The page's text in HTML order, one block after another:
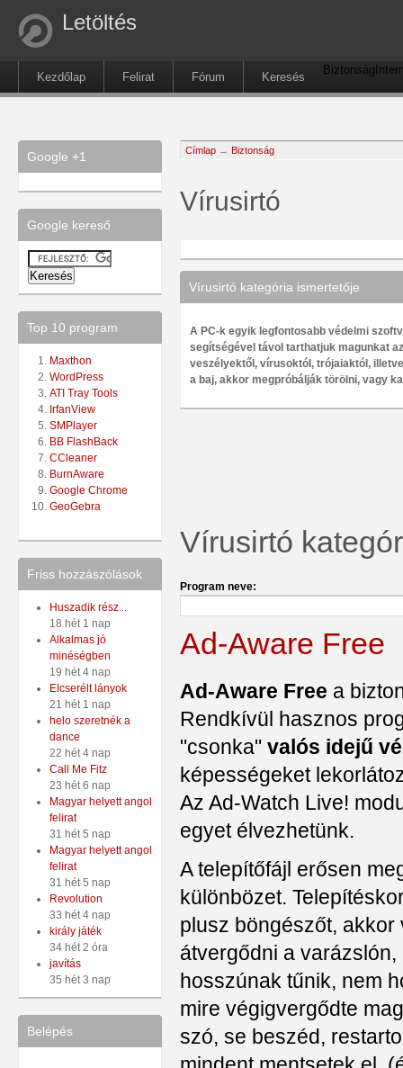
Letöltés
Kezdőlap Felirat Fórum Keresés
Biztonság
Google +1
Google kereső
Top 10 program
Maxthon
WordPress
ATI Tray Tools
IrfanView
SMPlayer
BB FlashBack
CCleaner
BurnAware
Google Chrome
GeoGebra
Friss hozzászólások
Huszadik rész...
18 hét 1 nap
Alkalmas jó
minéségben
19 hét 4 nap
Elcserélt lányok
21 hét 1 nap
helo szeretnék a
dance
22 hét 4 nap
Call Me Fitz
23 hét 6 nap
Magyar helyett angol
felirat
31 hét 5 nap
Magyar helyett angol
felirat
31 hét 5 nap
Revolution
33 hét 4 nap
király játék
34 hét 2 óra
javítás
35 hét 3 nap
Belépés
Címlap → Biztonság
Vírusirtó
Vírusirtó kategória ismertetője
A PC-k egyik legfontosabb védelmi
segítségével távol tarthatjuk magunkat
veszélyektől, vírusoktól, trójaiaktól,
a baj, akkor megpróbálják törölni, vagy
Vírusirtó
Program neve:
Ad-Aware Free
Ad-Aware Free a
Rendkívül hasznos
"csonka" valós idejű
képességeket
Az Ad-Watch Live!
egyet élvezhetünk.
A telepítőfájl erősen
különbözet.
plusz böngészőt,
átvergődni a
hosszúnak tűnik, nem
mire végigvergődte
szó, se beszéd,